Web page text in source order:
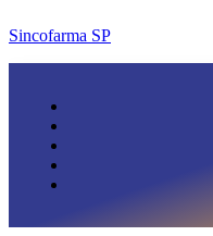
Sincofarma SP